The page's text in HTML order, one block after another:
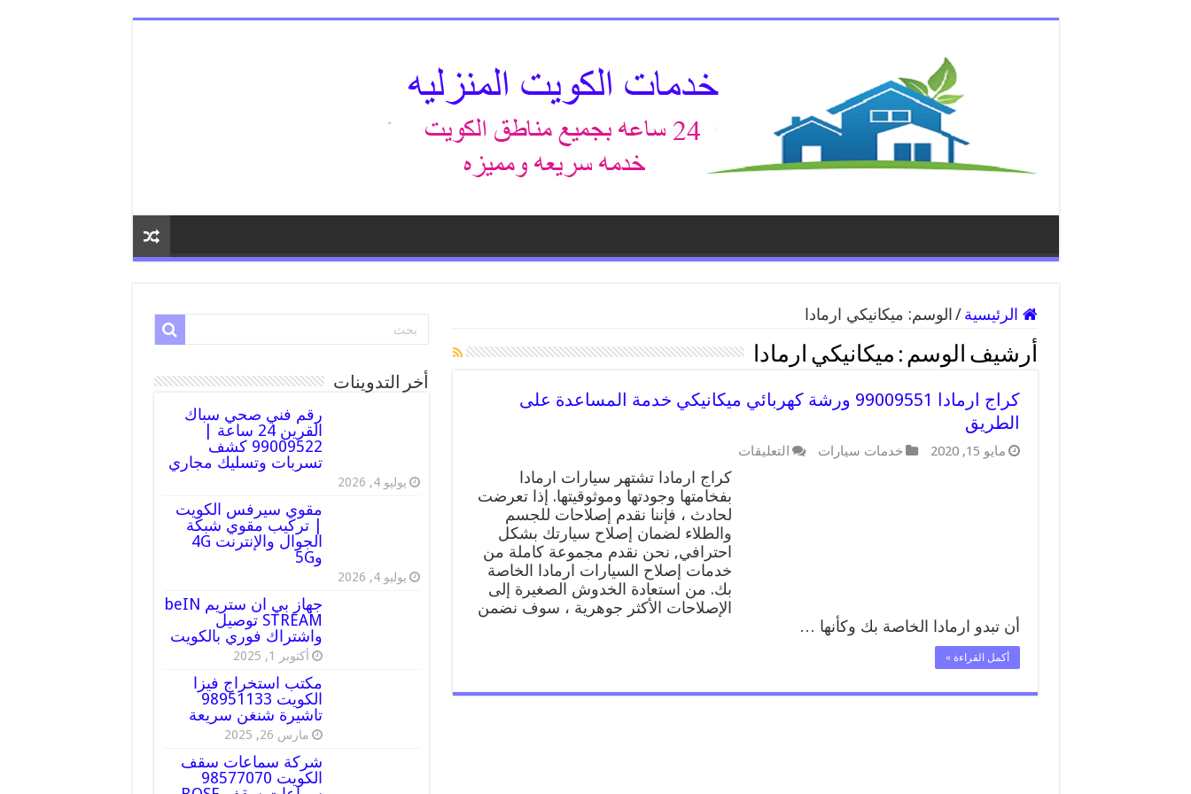
الرئيسية / الوسم: ميكانيكي ارمادا
أرشيف الوسم : ميكانيكي ارمادا
كراج ارمادا 99009551 ورشة كهربائي ميكانيكي خدمة المساعدة على
الطريق
مايو 15, 2020 خدمات سيارات التعليقات
ارمادا
99009551
ورشة
كهربائي
ميكانيكي
خدمة
المساعدة
على
الطريق
كراج ارمادا تشتهر سيارات ارمادا
بفخامتها وجودتها وموثوقيتها. إذا تعرضت
لحادث ، فإننا نقدم إصلاحات للجسم
والطلاء لضمان إصلاح سيارتك بشكل
احترافي, نحن نقدم مجموعة كاملة من
خدمات إصلاح السيارات ارمادا الخاصة
بك. من استعادة الخدوش الصغيرة إلى
الإصلاحات الأكثر جوهرية ، سوف نضمن
أن تبدو ارمادا الخاصة بك وكأنها …
أكمل القراءة »
أخر التدوينات
رقم فني صحي سباك
القرين 24 ساعة |
99009522 كشف
تسربات وتسليك مجاري
يوليو 4, 2026
مقوي سيرفس الكويت
| تركيب مقوي شبكة
الجوال والإنترنت 4G
و5G
يوليو 4, 2026
جهاز بي ان ستريم beIN
STREAM توصيل
واشتراك فوري بالكويت
أكتوبر 1, 2025
مكتب استخراج فيزا
الكويت 98951133
تاشيرة شنغن سريعة
مارس 26, 2025
شركة سماعات سقف
الكويت 98577070